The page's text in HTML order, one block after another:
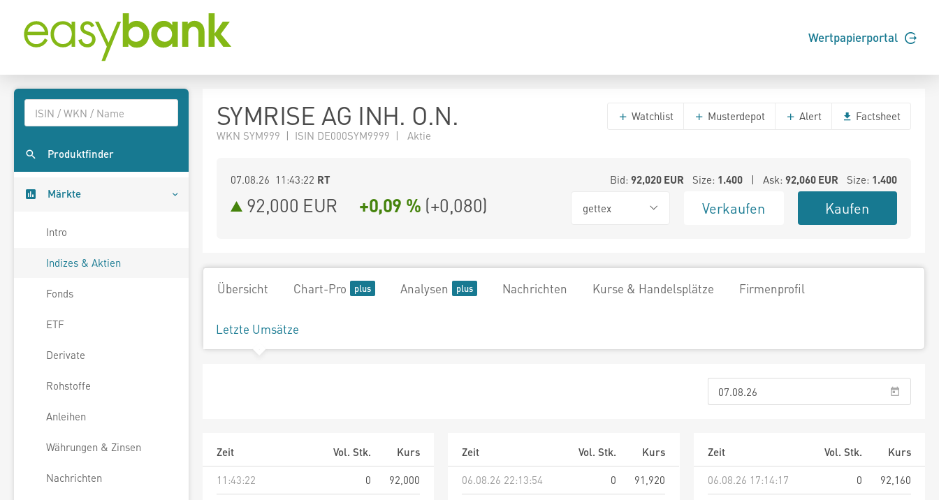
Wertpapierportal
Produktfinder
Märkte
Intro
Indizes & Aktien
Fonds
ETF
Derivate
Rohstoffe
Anleihen
Währungen & Zinsen
Nachrichten
SYMRISE AG INH. O.N.
WKN SYM999 | ISIN DE000SYM9999 | Aktie
Watchlist Musterdepot Alert Factsheet
07.08.26 11:43:22 RT Bid: 92,020EUR Size: 1.400| Ask: 92,060EUR Size: 1.400
92,000 EUR +0,09 % (+0,080) gettex Verkaufen Kaufen
Übersicht Chart-Pro Analysen Nachrichten Kurse & Handelsplätze Firmenprofil
Letzte Umsätze
Zeit Vol. Stk.
Kurs
11:43:22
0
92,000
Zeit Vol. Stk.
Kurs
06.08.26 22:13:54
0
91,920
Zeit Vol. Stk.
Kurs
06.08.26 17:14:17
0
92,160